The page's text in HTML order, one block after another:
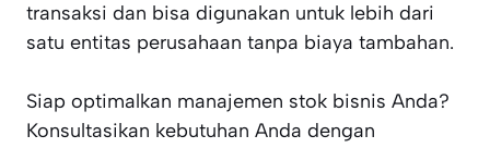
transaksi dan bisa digunakan untuk lebih dari
satu entitas perusahaan tanpa biaya tambahan.
Siap optimalkan manajemen stok bisnis Anda?
Konsultasikan kebutuhan Anda dengan